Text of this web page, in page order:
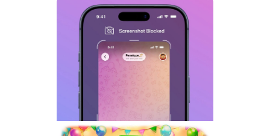
Telegram GIF标题功能上线：动态图也能
添加文字说明与表情内容